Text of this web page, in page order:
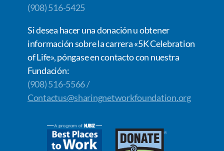
(908) 516-5425
Si desea hacer una donación u obtener
información sobre la carrera «5K Celebration
of Life», póngase en contacto con nuestra
Fundación:
(908) 516-5566 /
Contactus@sharingnetworkfoundation.org